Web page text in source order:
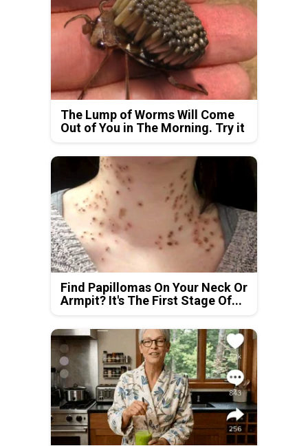
The Lump of Worms Will Come
Out of You in The Morning. Try it
Find Papillomas On Your Neck Or
Armpit? It's The First Stage Of...